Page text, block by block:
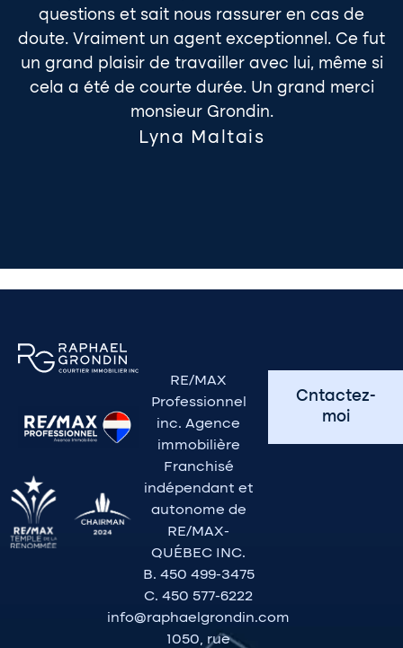
questions et sait nous rassurer en cas de
doute. Vraiment un agent exceptionnel. Ce fut
un grand plaisir de travailler avec lui, même si
cela a été de courte durée. Un grand merci
monsieur Grondin.
Lyna Maltais
RE/MAX
Professionnel
inc. Agence
immobilière
Franchisé
indépendant et
autonome de
RE/MAX-
QUÉBEC INC.
B. 450 499-3475
C. 450 577-6222
info@raphaelgrondin.com
1050, rue
Cntactez-
moi